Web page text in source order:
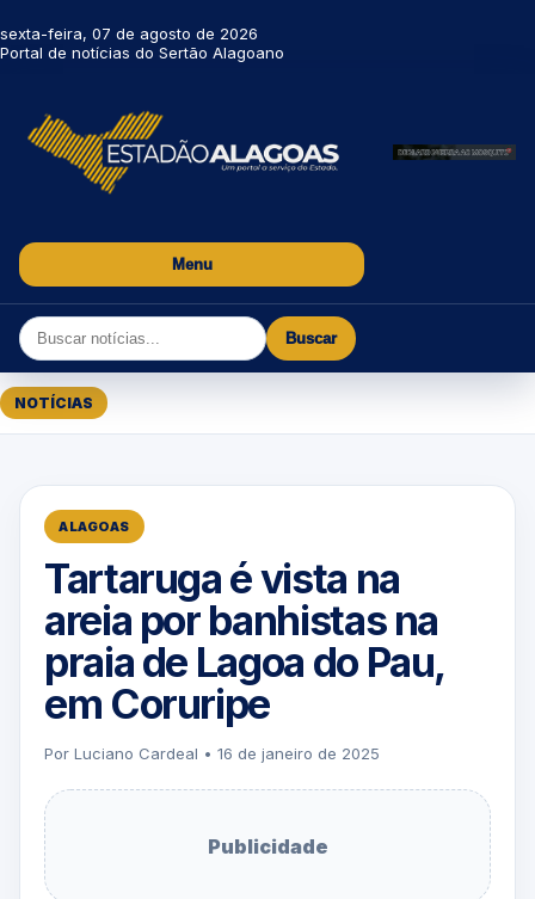
sexta-feira, 07 de agosto de 2026
Portal de notícias do Sertão Alagoano
Menu
Buscar
NOTÍCIAS
ALAGOAS
Tartaruga é vista na
areia por banhistas na
praia de Lagoa do Pau,
em Coruripe
Por Luciano Cardeal • 16 de janeiro de 2025
Publicidade